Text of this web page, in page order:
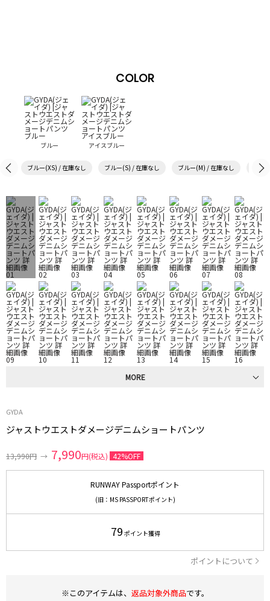
COLOR
ブルー アイスブルー
ブルー(XS) / 在庫なし ブルー(S) / 在庫なし ブルー(M) / 在庫なし ブル
MORE
GYDA
ジャストウエストダメージデニムショートパンツ
13,990円 → 7,990円(税込) 42%OFF
RUNWAY Passportポイント
(旧：MS PASSPORTポイント)
79 ポイント獲得
ポイントについて
※このアイテムは、 返品対象外商品です。